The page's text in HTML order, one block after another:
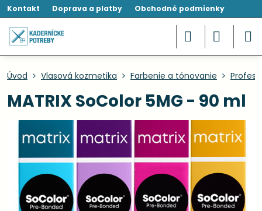
Kontakt Doprava a platby Obchodné podmienky
Úvod Vlasová kozmetika Farbenie a tónovanie
MATRIX SoColor 5MG - 90 ml